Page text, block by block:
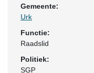
Gemeente:
Urk
Functie:
Raadslid
Politiek:
SGP